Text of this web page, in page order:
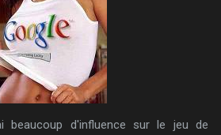
d'influence sur le jeu de